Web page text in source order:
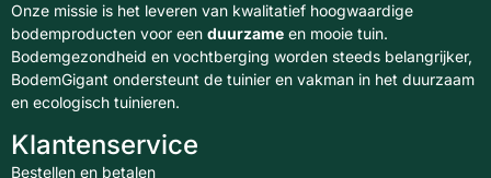
Onze missie is het leveren van kwalitatief hoogwaardige
bodemproducten voor een duurzame en mooie tuin.
Bodemgezondheid en vochtberging worden steeds belangrijker,
BodemGigant ondersteunt de tuinier en vakman in het duurzaam
en ecologisch tuinieren.
Klantenservice
Bestellen en betalen